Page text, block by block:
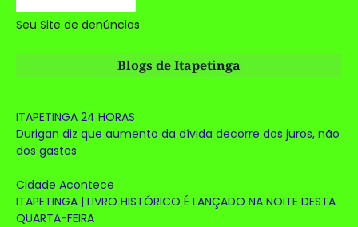
Seu Site de denúncias
Blogs de Itapetinga
ITAPETINGA 24 HORAS
Durigan diz que aumento da dívida decorre dos juros, não
dos gastos
Cidade Acontece
ITAPETINGA | LIVRO HISTÓRICO É LANÇADO NA NOITE DESTA
QUARTA-FEIRA